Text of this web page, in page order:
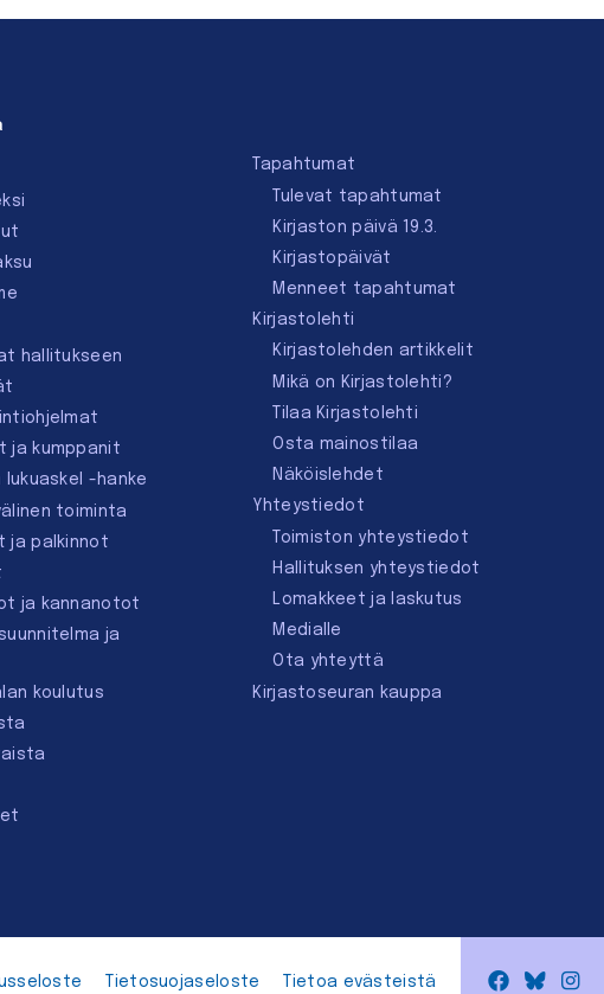
hallitukseen
ja kumppanit
lukuaskel -hanke
toiminta
ja palkinnot
ja kannanotot
ja
koulutus
Tapahtumat
Tulevat tapahtumat
Kirjaston päivä 19.3.
Kirjastopäivät
Menneet tapahtumat
Kirjastolehti
Kirjastolehden artikkelit
Mikä on Kirjastolehti?
Tilaa Kirjastolehti
Osta mainostilaa
Näköislehdet
Yhteystiedot
Toimiston yhteystiedot
Hallituksen yhteystiedot
Lomakkeet ja laskutus
Medialle
Ota yhteyttä
Kirjastoseuran kauppa
Tietosuojaseloste Tietoa evästeistä
Facebook